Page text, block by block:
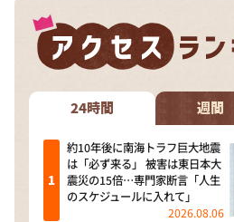
24時間 週間
約10年後に南海トラフ巨大地震
は「必ず来る」 被害は東日本大
震災の15倍…専門家断言「人生
のスケジュールに入れて」
2026.08.06